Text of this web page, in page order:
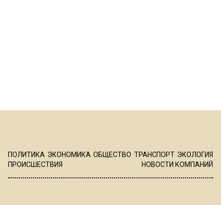
ПОЛИТИКА ЭКОНОМИКА ОБЩЕСТВО ТРАНСПОРТ ЭКОЛОГИЯ
ПРОИСШЕСТВИЯ
НОВОСТИ КОМПАНИЙ